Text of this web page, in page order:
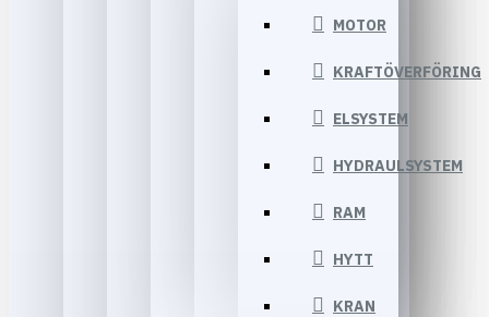
MOTOR
KRAFTÖVERFÖRING
ELSYSTEM
HYDRAULSYSTEM
RAM
HYTT
KRAN